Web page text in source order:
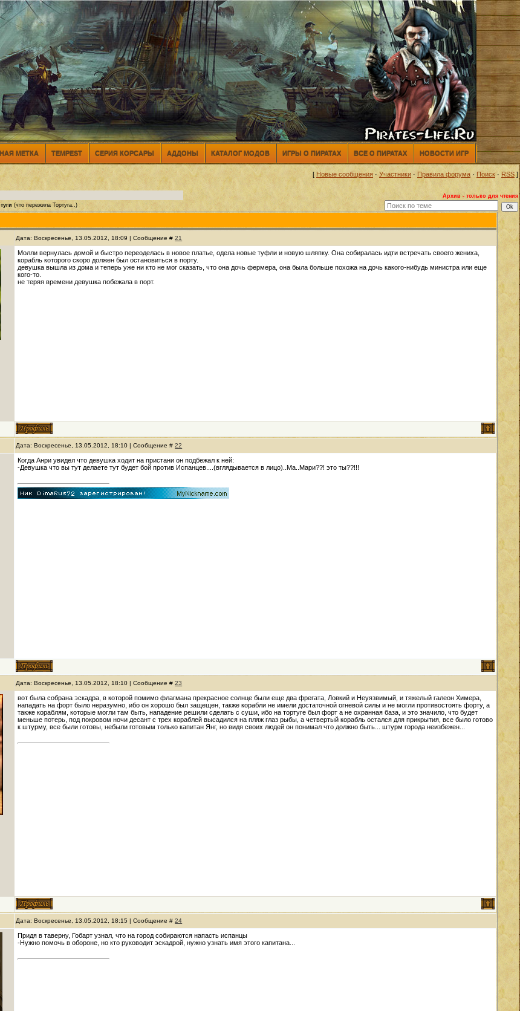
МЕТКА TEMPEST СЕРИЯ КОРСАРЫ АДДОНЫ КАТАЛОГ МОДОВ ИГРЫ О ПИРАТАХ ВСЕ О ПИРАТАХ НОВОСТИ ИГР
[ Новые сообщения · Участники · Правила форума · Поиск · RSS]
Архив - только для чтения
(что пережила Тортуга..)
Дата: Воскресенье, 13.05.2012, 18:09 | Сообщение #21
Молли вернулась домой и быстро переоделась в новое платье, одела новые туфли и новую шляпку. Она собиралась идти встречать своего жениха,
корабль которого скоро должен был остановиться в порту.
девушка вышла из дома и теперь уже ни кто не мог сказать, что она дочь фермера, она была больше похожа на дочь какого-нибудь министра или еще
кого-то.
не теряя времени девушка побежала в порт.
Дата: Воскресенье, 13.05.2012, 18:10 | Сообщение #22
Когда Анри увидел что девушка ходит на пристани он подбежал к ней:
-Девушка что вы тут делаете тут будет бой против Испанцев....(вглядывается в лицо)..Ма..Мари??! это ты??!!!
Дата: Воскресенье, 13.05.2012, 18:10 | Сообщение #23
вот была собрана эскадра, в которой помимо флагмана прекрасное солнце были еще два фрегата, Ловкий и Неуязвимый, и тяжелый галеон Химера,
нападать на форт было неразумно, ибо он хорошо был защещен, также корабли не имели достаточной огневой силы и не могли противостоять форту, а
также кораблям, которые могли там быть, нападение решили сделать с суши, ибо на тортуге был форт а не охранная база, и это значило, что будет
меньше потерь, под покровом ночи десант с трех кораблей высадился на пляж глаз рыбы, а четвертый корабль остался для прикрытия, все было готово
к штурму, все были готовы, небыли готовым только капитан Янг, но видя своих людей он понимал что должно быть... штурм города неизбежен...
Дата: Воскресенье, 13.05.2012, 18:15 | Сообщение #24
Придя в таверну, Гобарт узнал, что на город собираются напасть испанцы
-Нужно помочь в обороне, но кто руководит эскадрой, нужно узнать имя этого капитана...